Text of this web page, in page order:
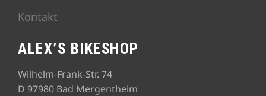
Kontakt
ALEX’S BIKESHOP
Wilhelm-Frank-Str. 74
D 97980 Bad Mergentheim